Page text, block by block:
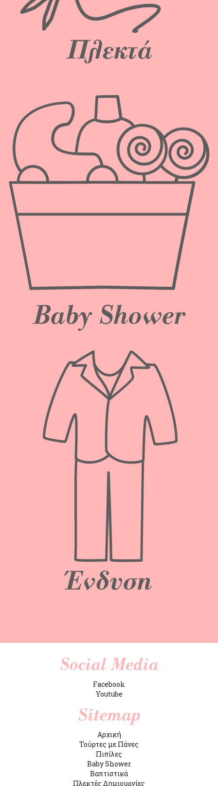
Facebook
Youtube
Αρχική
Τούρτες με Πάνες
Πιπίλες
Baby Shower
Βαπτιστικά
Πλεκτές Δημιουργίες